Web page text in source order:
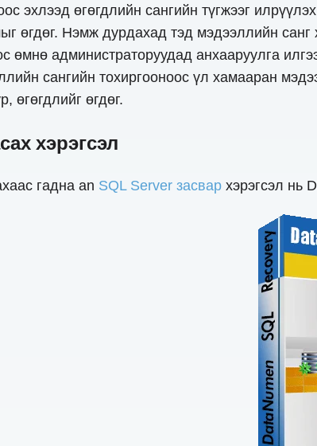
эхлээд өгөгдлийн сангийн түгжээг
өгдөг. Нэмж дурдахад тэд мэдээллийн
өмнө администраторуудад анхааруулга
сангийн тохиргооноос үл хамааран
өгөгдлийг өгдөг.
хэрэгсэл
гадна an SQL Server засвархэрэгсэл нь